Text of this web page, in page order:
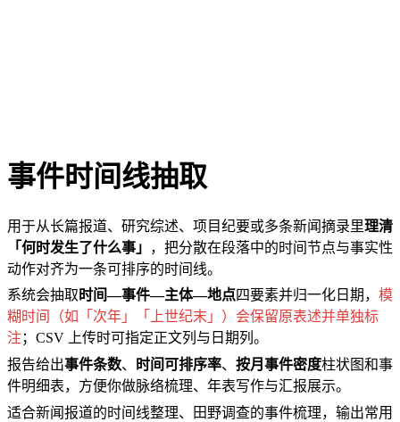
事件时间线抽取
用于从长篇报道、研究综述、项目纪要或多条新闻摘录里理清
「何时发生了什么事」
，把分散在段落中的时间节点与事实性
动作对齐为一条可排序的时间线。
系统会抽取 时间—事件—主体—地点四要素并归一化日期， 模
糊时间（如「次年」「上世纪末」）会保留原表述并单独标
注 ；CSV 上传时可指定正文列与日期列。
报告给出事件条数、 时间可排序率、 按月事件密度柱状图和事
件明细表，方便你做脉络梳理、年表写作与汇报展示。
适合新闻报道的时间线整理、田野调查的事件梳理，输出常用